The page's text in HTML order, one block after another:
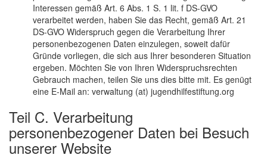
Interessen gemäß Art. 6 Abs. 1 S. 1 lit. f DS-GVO
verarbeitet werden, haben Sie das Recht, gemäß Art. 21
DS-GVO Widerspruch gegen die Verarbeitung Ihrer
personenbezogenen Daten einzulegen, soweit dafür
Gründe vorliegen, die sich aus Ihrer besonderen Situation
ergeben. Möchten Sie von Ihren Widerspruchsrechten
Gebrauch machen, teilen Sie uns dies bitte mit. Es genügt
eine E-Mail an: verwaltung (at) jugendhilfestiftung.org
Teil C. Verarbeitung
personenbezogener Daten bei Besuch
unserer Website